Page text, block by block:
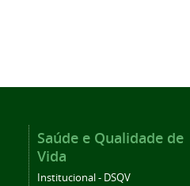
Saúde e Qualidade de
Vida
Institucional - DSQV